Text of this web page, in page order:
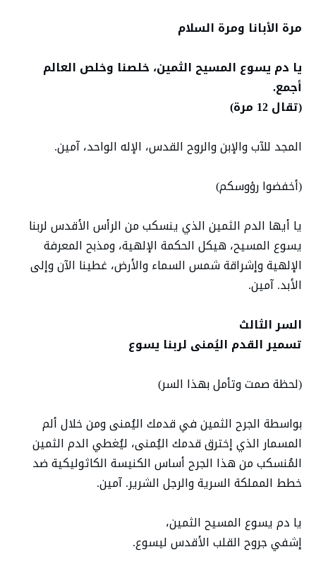
مرة الأبانا ومرة السلام
يا دم يسوع المسيح الثمين، خلصنا وخلص العالم
أجمع.
(تقال 12 مرة)
المجد للآب والإبن والروح القدس، الإله الواحد، آمين.
(أخفضوا رؤوسكم)
يا أيها الدم الثمين الذي ينسكب من الرأس الأقدس لربنا
يسوع المسيح، هيكل الحكمة الإلهية، ومذبح المعرفة
الإلهية وإشراقة شمس السماء والأرض، غطينا الآن وإلى
الأبد. آمين.
السر الثالث
تسمير القدم اليُمنى لربنا يسوع
(لحظة صمت وتأمل بهذا السر)
بواسطة الجرح الثمين في قدمك اليُمنى ومن خلال ألم
المسمار الذي إخترق قدمك اليُمنى، ليُغطي الدم الثمين
المُنسكب من هذا الجرح أساس الكنيسة الكاثوليكية ضد
خطط المملكة السرية والرجل الشرير. آمين.
يا دم يسوع المسيح الثمين،
إشفي جروح القلب الأقدس ليسوع.